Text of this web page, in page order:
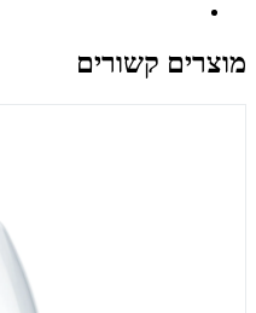
מוצרים קשורים